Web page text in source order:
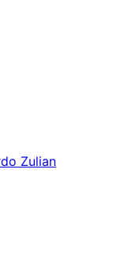
Zulian